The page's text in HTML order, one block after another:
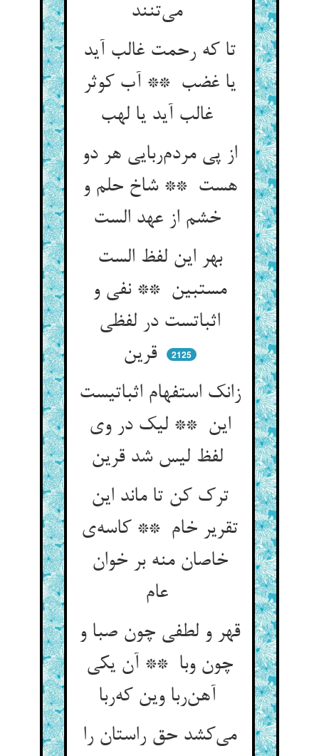
می‌تنند
تا که رحمت غالب آید
یا غضب ** آب کوثر
از پی مردم‌ربایی هر دو
هست ** شاخ حلم و
خشم از عهد الست
بهر این لفظ الست
مستبین ** نفی و
اثباتست در لفظی
قرین
2125
زانک استفهام اثباتیست
این ** لیک در وی
لفظ لیس شد قرین
ترک کن تا ماند این
تقریر خام ** کاسه‌ی
خاصان منه بر خوان
قهر و لطفی چون صبا و
چون وبا ** آن یکی
می‌کشد حق راستان را